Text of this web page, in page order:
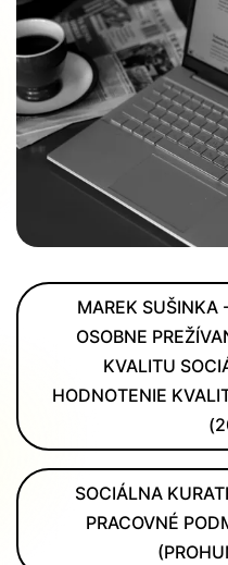
MAREK SUŠINKA
OSOBNE
KVALITU
HODNOTENIE
SOCIÁLNA
PRACOVNÉ